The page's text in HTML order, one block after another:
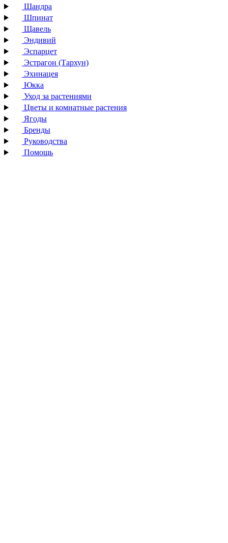
Шандра
Шпинат
Щавель
Эндивий
Эспарцет
Эстрагон (Тархун)
Эхинацея
Юкка
Уход за растениями
Цветы и комнатные растения
Ягоды
Бренды
Руководства
Помощь